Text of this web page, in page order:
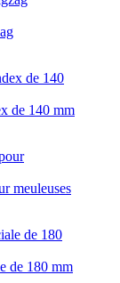
de 140 mm
meuleuses
de 180 mm